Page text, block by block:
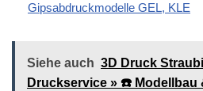
Gipsabdruckmodelle GEL, KLE
Siehe auch 3D Druck
Druckservice » ☎️ Modellbau